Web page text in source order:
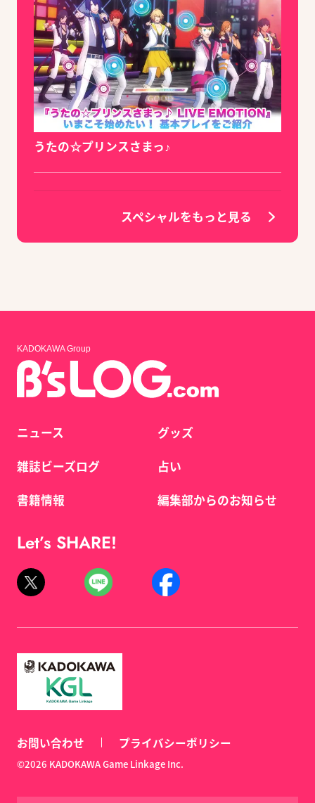
うたの☆プリンスさまっ♪
スペシャルをもっと見る
KADOKAWA Group
ニュース
雑誌ビーズログ
書籍情報
グッズ
占い
編集部からのお知らせ
Let’s SHARE!
お問い合わせ プライバシーポリシー
©2026 KADOKAWA Game Linkage Inc.